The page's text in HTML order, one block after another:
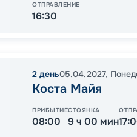
ОТПРАВЛЕНИЕ
16:30
2 день05.04.2027,
Коста Майя
ПРИБЫТИЕ
08:00
СТОЯНКА
9 ч 00 мин